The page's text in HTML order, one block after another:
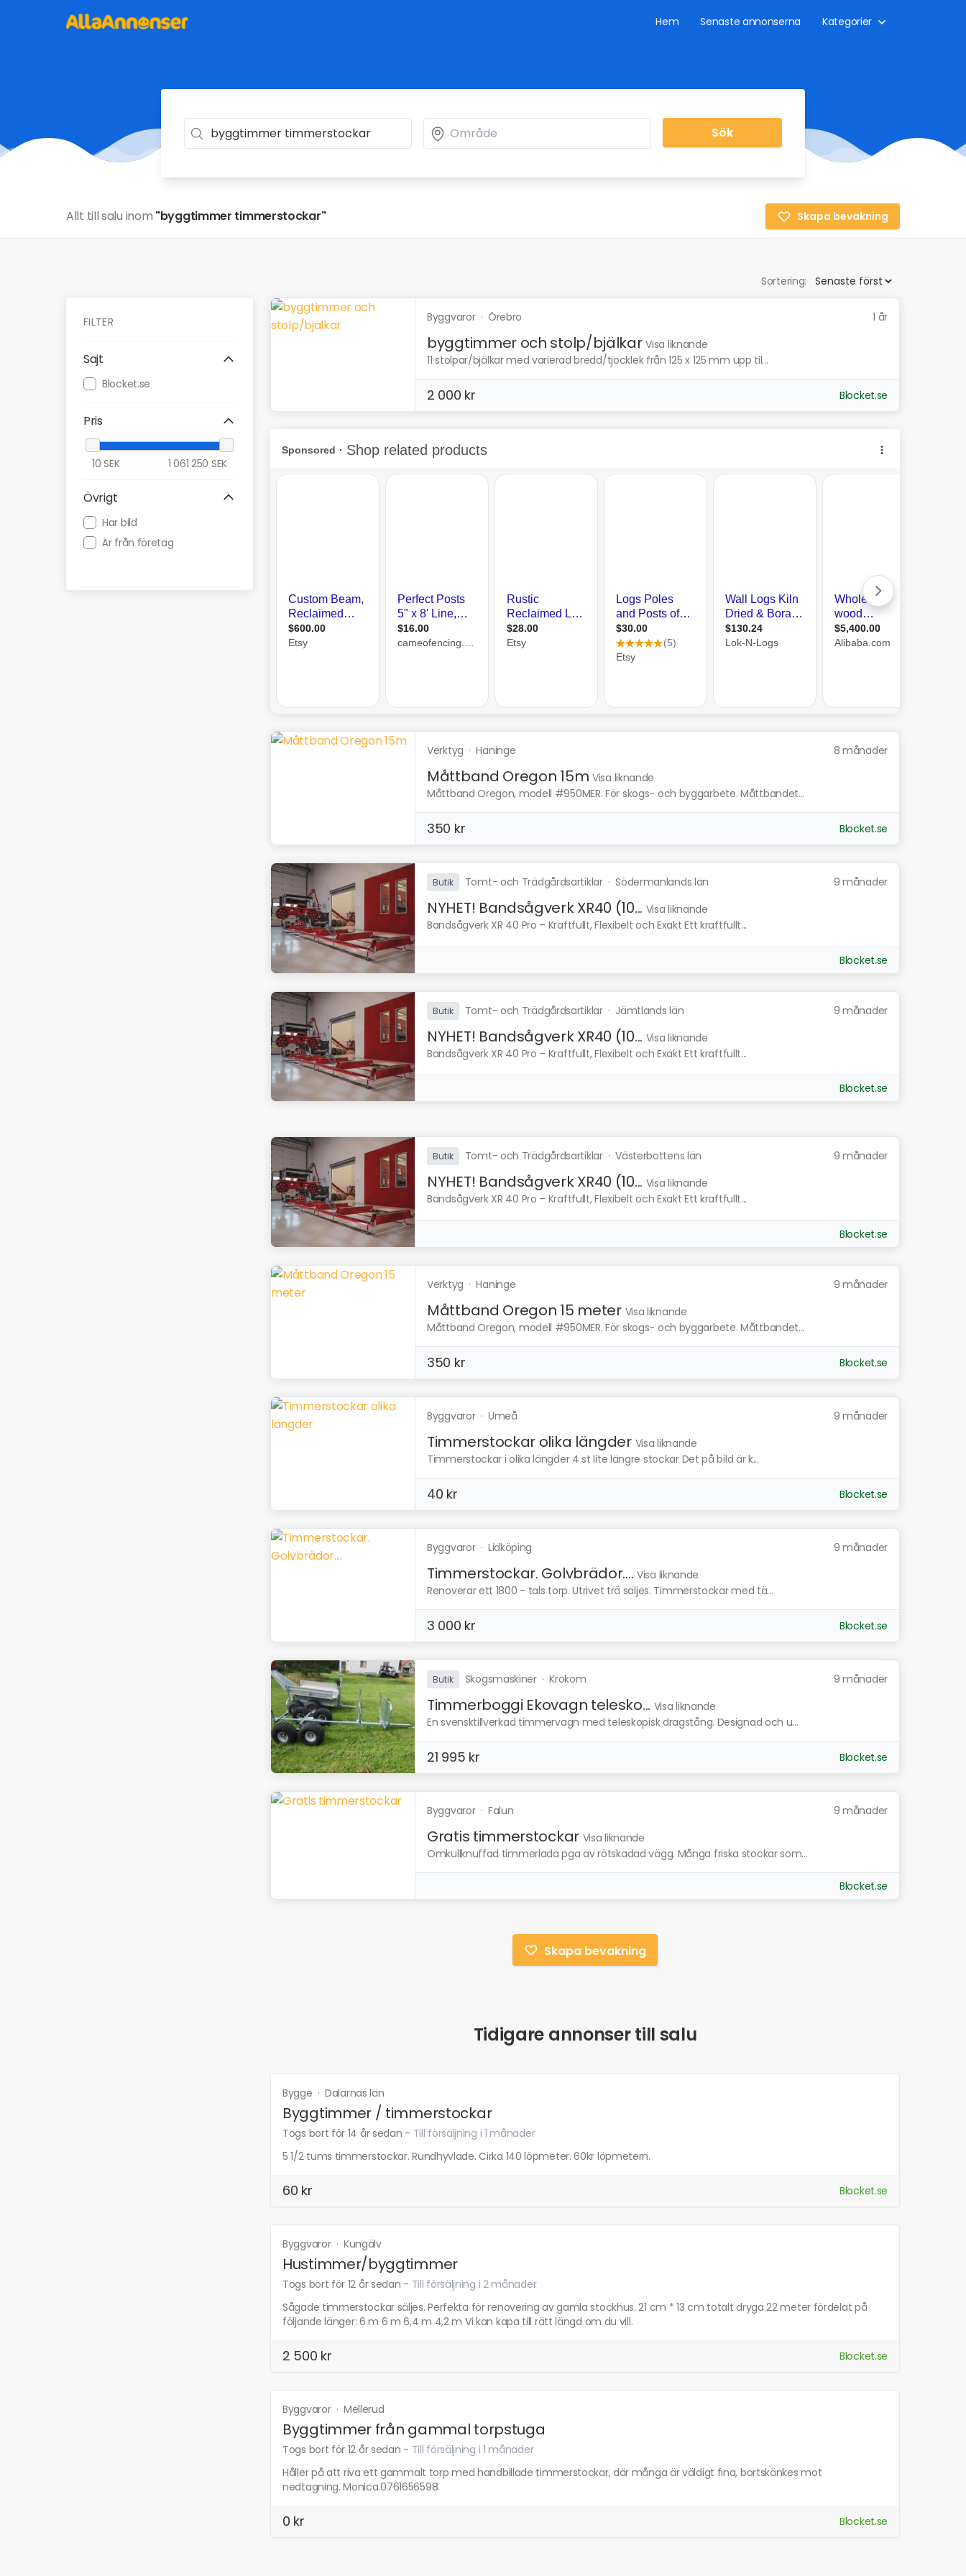
Hem Senaste annonserna Kategorier
Sök
Allt till salu inom "byggtimmer timmerstockar" Skapa bevakning
Sortering:
FILTER
Sajt
Blocket.se
Pris
10 SEK 1 061 250 SEK
Övrigt
Har bild
Är från företag
Byggvaror· Örebro 1 år
byggtimmer och stolp/bjälkar Visa liknande
11 stolpar/bjälkar med varierad bredd/tjocklek från 125 x 125 mm upp til...
2 000 kr Blocket.se
Verktyg ·Haninge 8 månader
Måttband Oregon 15m Visa liknande
Måttband Oregon, modell #950MER. För skogs- och byggarbete. Måttbandet...
350 kr Blocket.se
Butik Tomt- och Trädgårdsartiklar·Södermanlands län 9 månader
NYHET! Bandsågverk XR40 (10... Visa liknande
Bandsågverk XR 40 Pro – Kraftfullt, Flexibelt och Exakt Ett kraftfullt...
Blocket.se
Butik Tomt- och Trädgårdsartiklar· Jämtlands län 9 månader
NYHET! Bandsågverk XR40 (10... Visa liknande
Bandsågverk XR 40 Pro – Kraftfullt, Flexibelt och Exakt Ett kraftfullt...
Blocket.se
Butik Tomt- och Trädgårdsartiklar·Västerbottens län 9 månader
NYHET! Bandsågverk XR40 (10... Visa liknande
Bandsågverk XR 40 Pro – Kraftfullt, Flexibelt och Exakt Ett kraftfullt...
Blocket.se
Verktyg ·Haninge 9 månader
Måttband Oregon 15 meter Visa liknande
Måttband Oregon, modell #950MER. För skogs- och byggarbete. Måttbandet...
350 kr Blocket.se
Byggvaror· Umeå 9 månader
Timmerstockar olika längder Visa liknande
Timmerstockar i olika längder 4 st lite längre stockar Det på bild är k...
40 kr Blocket.se
Byggvaror· Lidköping 9 månader
Timmerstockar. Golvbrädor.... Visa liknande
Renoverar ett 1800 - tals torp. Utrivet trä säljes. Timmerstockar med tä...
3 000 kr Blocket.se
Butik Skogsmaskiner·Krokom 9 månader
Timmerboggi Ekovagn telesko... Visa liknande
En svensktillverkad timmervagn med teleskopisk dragstång. Designad och u...
21 995 kr Blocket.se
Byggvaror· Falun 9 månader
Gratis timmerstockar Visa liknande
Omkullknuffad timmerlada pga av rötskadad vägg. Många friska stockar som...
Blocket.se
Skapa bevakning
Tidigare annonser till salu
Bygge ·Dalarnas län
Byggtimmer / timmerstockar
Togs bort för 14 år sedan - Till försäljning i 1 månader
5 1/2 tums timmerstockar. Rundhyvlade. Cirka 140 löpmeter. 60kr löpmetern.
60 kr Blocket.se
Byggvaror · Kungälv
Hustimmer/byggtimmer
Togs bort för 12 år sedan - Till försäljning i 2 månader
Sågade timmerstockar säljes. Perfekta för renovering av gamla stockhus. 21 cm * 13 cm totalt dryga 22 meter fördelat på
följande länger: 6 m 6 m 6,4 m 4,2 m Vi kan kapa till rätt längd om du vill.
2 500 kr Blocket.se
Byggvaror · Mellerud
Byggtimmer från gammal torpstuga
Togs bort för 12 år sedan - Till försäljning i 1 månader
Håller på att riva ett gammalt torp med handbillade timmerstockar, där många är väldigt fina, bortskänkes mot
nedtagning. Monica.0761656598.
0 kr Blocket.se